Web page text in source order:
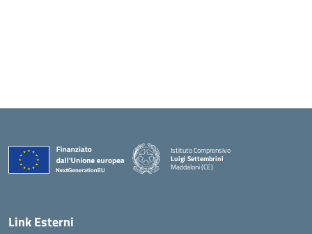
Istituto Comprensivo
Luigi Settembrini
Maddaloni (CE)
Link Esterni